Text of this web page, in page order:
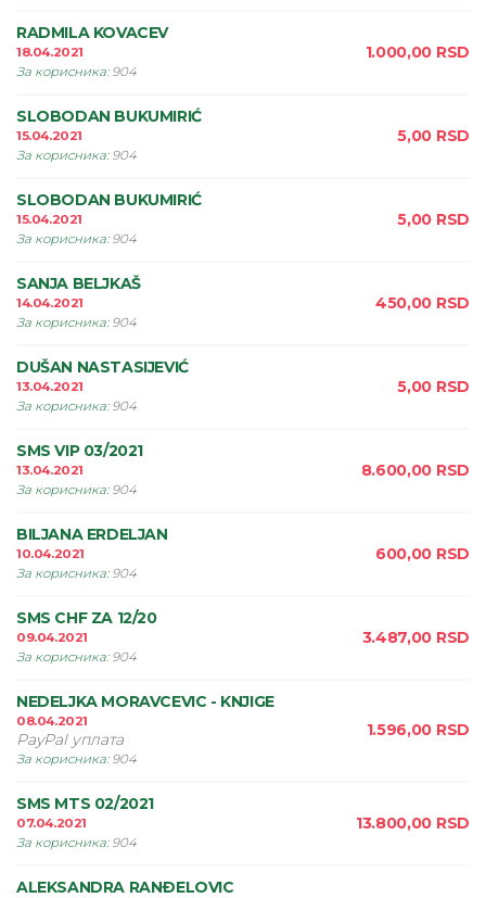
RADMILA KOVACEV
18.04.2021
За корисника: 904
1.000,00 RSD
SLOBODAN BUKUMIRIĆ
15.04.2021
За корисника: 904
5,00 RSD
SLOBODAN BUKUMIRIĆ
15.04.2021
За корисника: 904
5,00 RSD
SANJA BELJKAŠ
14.04.2021
За корисника: 904
450,00 RSD
DUŠAN NASTASIJEVIĆ
13.04.2021
За корисника: 904
5,00 RSD
SMS VIP 03/2021
13.04.2021
За корисника: 904
8.600,00 RSD
BILJANA ERDELJAN
10.04.2021
За корисника: 904
600,00 RSD
SMS CHF ZA 12/20
09.04.2021
За корисника: 904
3.487,00 RSD
NEDELJKA MORAVCEVIC - KNJIGE
08.04.2021
PayPal уплата
За корисника: 904
1.596,00 RSD
SMS MTS 02/2021
07.04.2021
За корисника: 904
13.800,00 RSD
ALEKSANDRA RANÐELOVIC